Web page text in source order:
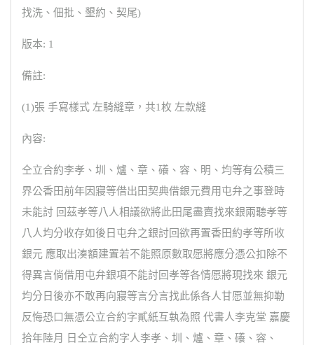
找洗、佃批、墾約、契尾)
版本: 1
備註:
(1)張 手寫樣式 左騎縫章，共1枚 左款縫
內容:
仝立合約李孝、圳、爐、章、礢、容、明、均等有公積三
界公香田前年因寢等借出田契典借銀元費用屯弁之事登時
未能討 回茲孝等八人相議欲將此田尾盡賣找來銀兩聽孝等
八人均分收存如後日屯弁之銀討回欲再置香田約孝等所收
銀元 應取出湊額建置若不能照原數取愿將應分憑公扣除不
得異言倘借用屯弁銀項不能討回孝等各情愿將現找來 銀元
均分日後亦不敢再向寢等言分言找此係各人甘愿並無抑勒
反悔恐口無憑公立合約字貳紙互執為照 代書人李克堂 嘉慶
拾年陸月 日仝立合約字人李孝、圳、爐、章、礢、容、